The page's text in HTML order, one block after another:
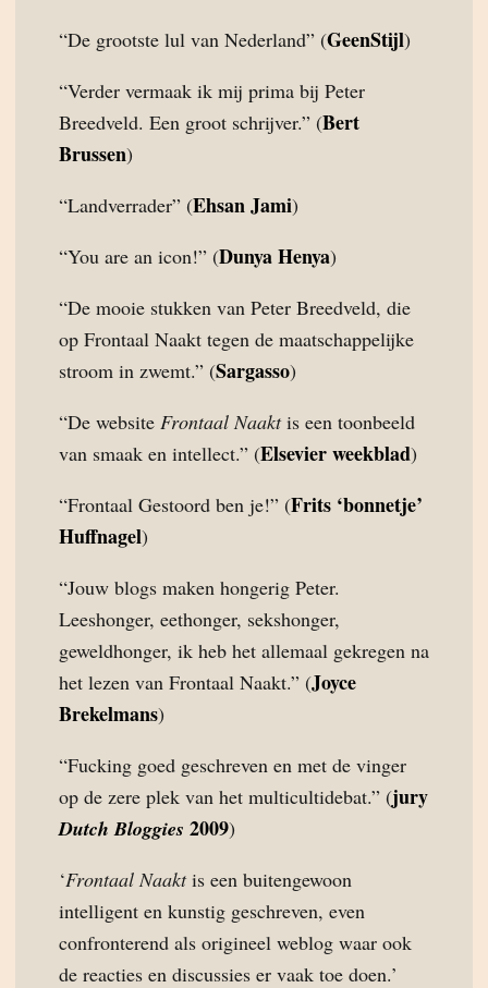
“De grootste lul van Nederland” (GeenStijl)
“Verder vermaak ik mij prima bij Peter
Breedveld. Een groot schrijver.” (Bert
Brussen)
“Landverrader” (Ehsan Jami)
“You are an icon!” (Dunya Henya)
“De mooie stukken van Peter Breedveld, die
op Frontaal Naakt tegen de maatschappelijke
stroom in zwemt.” (Sargasso)
“De website Frontaal Naaktis een toonbeeld
van smaak en intellect.” (Elsevier weekblad)
“Frontaal Gestoord ben je!” (Frits ‘bonnetje’
Huffnagel)
“Jouw blogs maken hongerig Peter.
Leeshonger, eethonger, sekshonger,
geweldhonger, ik heb het allemaal gekregen na
het lezen van Frontaal Naakt.” (Joyce
Brekelmans)
“Fucking goed geschreven en met de vinger
op de zere plek van het multicultidebat.” (jury
Dutch Bloggies 2009)
‘Frontaal Naaktis een buitengewoon
intelligent en kunstig geschreven, even
confronterend als origineel weblog waar ook
de reacties en discussies er vaak toe doen.’